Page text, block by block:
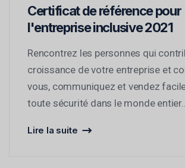
Certificat de référence pour
l'entreprise inclusive 2021
Rencontrez les personnes qui
croissance de votre entreprise et
vous, communiquez et vendez
toute sécurité dans le monde entier....
Lire la suite